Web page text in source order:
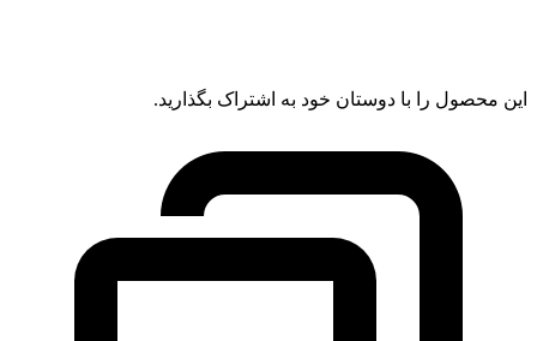
این محصول را با دوستان خود به اشتراک بگذارید.